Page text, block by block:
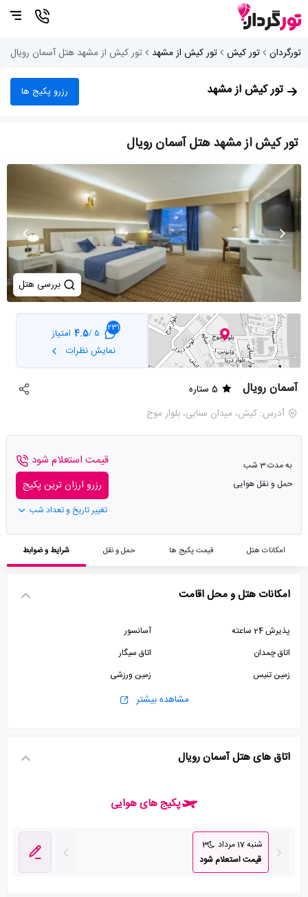
تورگردان تور کیش تور کیش از مشهد تور کیش از مشهد هتل آسمان رویال
تور کیش از مشهد رزرو پکیج ها
تور کیش از مشهد هتل آسمان رویال
بررسی هتل
231
5 /
4.5 امتیاز
نمایش نظرات
آسمان رویال
5 ستاره
آدرس: کیش، میدان سنایی، بلوار موج
به مدت 3 شب
حمل و نقل هوایی
قیمت استعلام شود
رزرو ارزان ترین پکیج
تغییر تاریخ و تعداد شب
امکانات هتل قیمت پکیج ها حمل و نقل شرایط و ضوابط
امکانات هتل و محل اقامت
پذیرش 24 ساعته
آسانسور
اتاق چمدان
اتاق سیگار
زمین تنیس
زمین ورزشی
مشاهده بیشتر
اتاق های هتل آسمان رویال
پکیج های هوایی
شنبه 17 مرداد
3
قیمت استعلام شود